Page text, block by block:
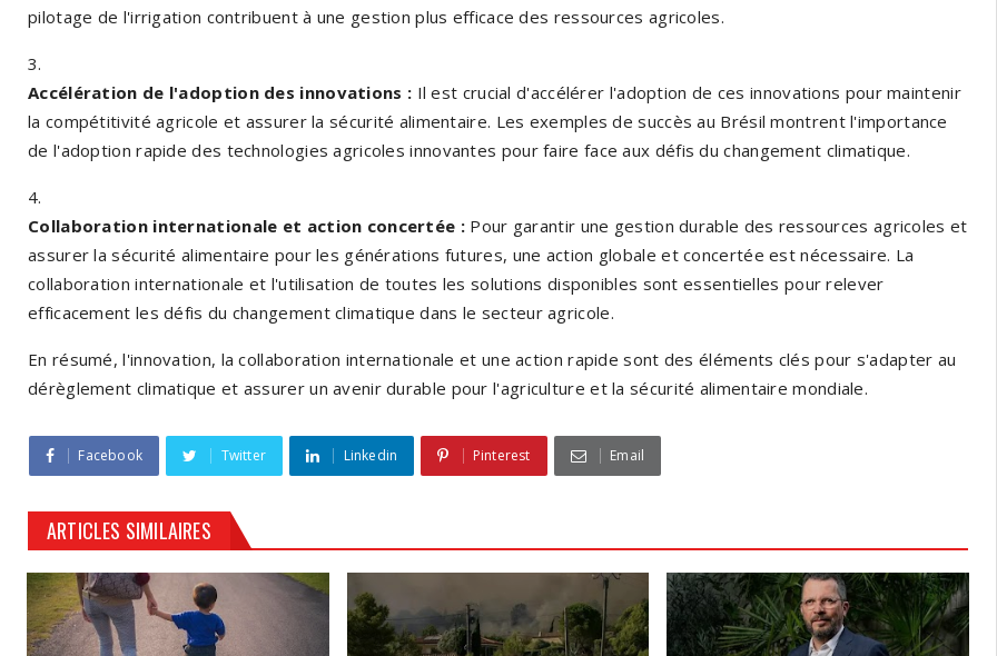
pilotage de l'irrigation contribuent à une gestion plus efficace des ressources agricoles.
Accélération de l'adoption des innovations : Il est crucial d'accélérer l'adoption de ces innovations pour maintenir
la compétitivité agricole et assurer la sécurité alimentaire. Les exemples de succès au Brésil montrent l'importance
de l'adoption rapide des technologies agricoles innovantes pour faire face aux défis du changement climatique.
Collaboration internationale et action concertée : Pour garantir une gestion durable des ressources agricoles et
assurer la sécurité alimentaire pour les générations futures, une action globale et concertée est nécessaire. La
collaboration internationale et l'utilisation de toutes les solutions disponibles sont essentielles pour relever
efficacement les défis du changement climatique dans le secteur agricole.
En résumé, l'innovation, la collaboration internationale et une action rapide sont des éléments clés pour s'adapter au
dérèglement climatique et assurer un avenir durable pour l'agriculture et la sécurité alimentaire mondiale.
Facebook Twitter Linkedin Pinterest Email
ARTICLES SIMILAIRES